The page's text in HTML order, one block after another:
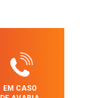
EM CASO